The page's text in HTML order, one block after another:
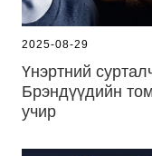
2025-08-29
Үнэртний
Брэндүүдийн
учир